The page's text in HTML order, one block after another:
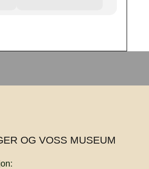
OG VOSS MUSEUM